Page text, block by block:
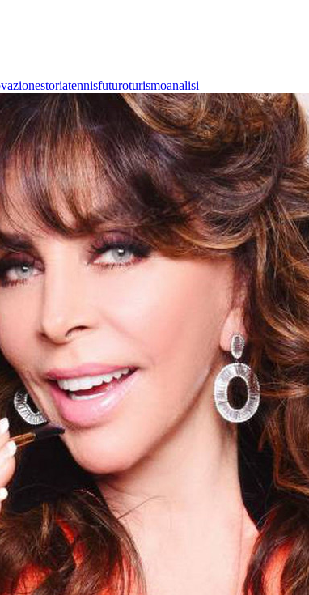
storiatennisfuturoturismoanalisi